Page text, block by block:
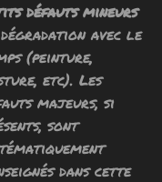
défauts mineurs
avec le
(peinture,
etc). Les
majeurs, si
sont
dans cette